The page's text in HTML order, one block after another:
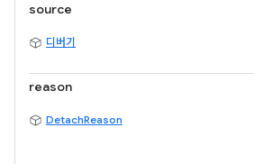
source
디버기
reason
DetachReason